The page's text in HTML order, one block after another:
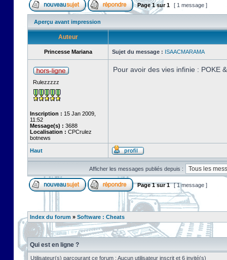
Page1sur1 [ 1 message ]
Aperçu avant impression
Auteur
Princesse Mariana Sujet du message : ISAACMARAMA
Rulezzzzz
Inscription : 15 Jan 2009,
11:52
Message(s) : 3688
Localisation : CPCrulez
botnews
Pour avoir des vies infinie : POKE
Haut
Afficher les messages publiés depuis :
Page1sur1 [ 1 message ]
Index du forum » Software : Cheats
Qui est en ligne ?
Utilisateur(s) parcourant ce forum : Aucun utilisateur inscrit et 6 invité(s)